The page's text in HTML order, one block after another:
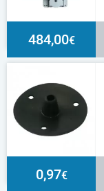
484,00€
0,97€